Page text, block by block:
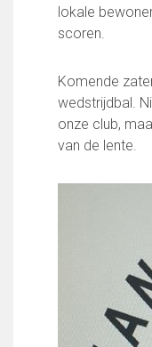
Zakelijk
Business Club 2.0
Heeren van Ter
Steun bij contributie
Onze vrijwilligers en
Vertrouwenspersonen
lokale
scoren.
Komende
wedstrijdbal.
onze club,
van de lente.